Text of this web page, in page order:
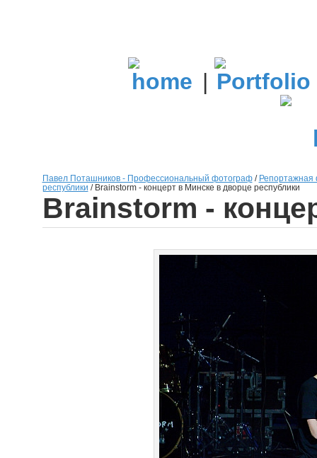
|
Павел Поташников - Профессиональный фотограф/ Репортажная
республики / Brainstorm - концерт в Минске в дворце республики
Brainstorm -